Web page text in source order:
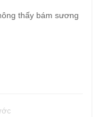
thấy bám sương